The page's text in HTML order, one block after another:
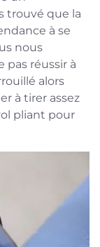
trouvé que la
à se
nous
pas réussir à
alors
à tirer assez
pliant pour